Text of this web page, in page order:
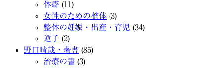
体癖 (11)
女性のための整体 (3)
整体の妊娠・出産・育児 (34)
逆子 (2)
野口晴哉・著書 (85)
治療の書 (3)